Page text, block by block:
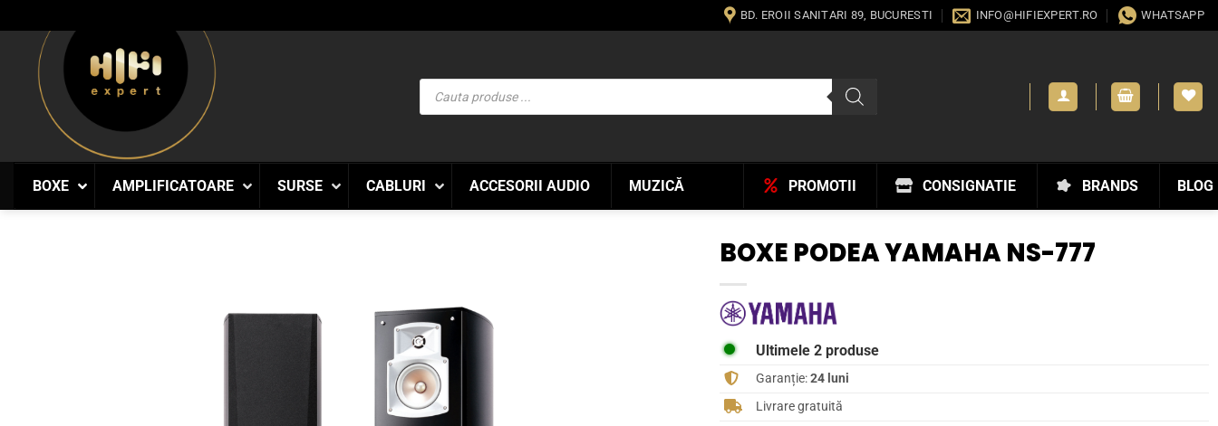
to
content
BD. EROII SANITARI 89, BUCURESTI INFO@HIFIEXPERT.RO WHATSAPP
Products
search
BOXE AMPLIFICATOARE SURSE CABLURI ACCESORII AUDIO MUZICĂ BLOG
BRANDS
CONSIGNATIE
PROMOTII
BOXE PODEA YAMAHA NS-777
Ultimele 2 produse
Garanție:24 luni
Livrare gratuită